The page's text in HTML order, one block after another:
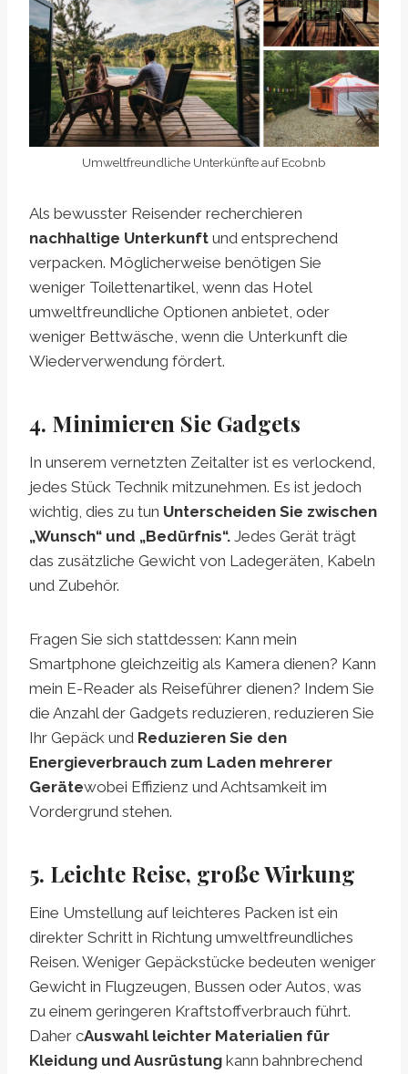
Umweltfreundliche Unterkünfte auf Ecobnb
Als bewusster Reisender recherchieren
nachhaltige Unterkunft und entsprechend
verpacken. Möglicherweise benötigen Sie
weniger Toilettenartikel, wenn das Hotel
umweltfreundliche Optionen anbietet, oder
weniger Bettwäsche, wenn die Unterkunft die
Wiederverwendung fördert.
4. Minimieren Sie Gadgets
In unserem vernetzten Zeitalter ist es verlockend,
jedes Stück Technik mitzunehmen. Es ist jedoch
wichtig, dies zu tun Unterscheiden Sie zwischen
„Wunsch“ und „Bedürfnis“. Jedes Gerät trägt
das zusätzliche Gewicht von Ladegeräten, Kabeln
und Zubehör.
Fragen Sie sich stattdessen: Kann mein
Smartphone gleichzeitig als Kamera dienen? Kann
mein E-Reader als Reiseführer dienen? Indem Sie
die Anzahl der Gadgets reduzieren, reduzieren Sie
Ihr Gepäck und Reduzieren Sie den
Energieverbrauch zum Laden mehrerer
Gerätewobei Effizienz und Achtsamkeit im
Vordergrund stehen.
5. Leichte Reise, große Wirkung
Eine Umstellung auf leichteres Packen ist ein
direkter Schritt in Richtung umweltfreundliches
Reisen. Weniger Gepäckstücke bedeuten weniger
Gewicht in Flugzeugen, Bussen oder Autos, was
zu einem geringeren Kraftstoffverbrauch führt.
Daher cAuswahl leichter Materialien für
Kleidung und Ausrüstung kann bahnbrechend